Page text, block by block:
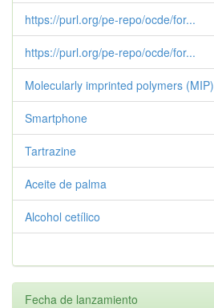
https://purl.org/pe-repo/ocde/for...
https://purl.org/pe-repo/ocde/for...
Molecularly imprinted polymers (MIP)
Smartphone
Tartrazine
Aceite de palma
Alcohol cetílico
Fecha de lanzamiento